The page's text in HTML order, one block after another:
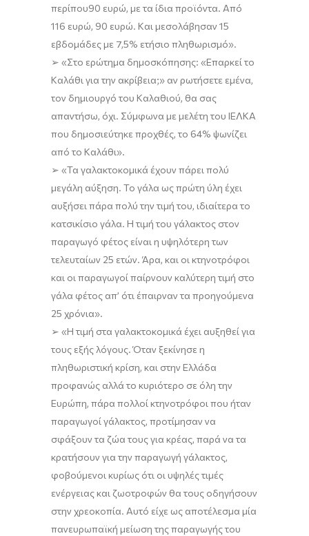
περίπου90 ευρώ, με τα ίδια προϊόντα. Από
116 ευρώ, 90 ευρώ. Και μεσολάβησαν 15
εβδομάδες με 7,5% ετήσιο πληθωρισμό».
➢ «Στο ερώτημα δημοσκόπησης: «Επαρκεί το
Καλάθι για την ακρίβεια;» αν ρωτήσετε εμένα,
τον δημιουργό του Καλαθιού, θα σας
απαντήσω, όχι. Σύμφωνα με μελέτη του ΙΕΛΚΑ
που δημοσιεύτηκε προχθές, το 64% ψωνίζει
από το Καλάθι».
➢ «Τα γαλακτοκομικά έχουν πάρει πολύ
μεγάλη αύξηση. Το γάλα ως πρώτη ύλη έχει
αυξήσει πάρα πολύ την τιμή του, ιδιαίτερα το
κατσικίσιο γάλα. Η τιμή του γάλακτος στον
παραγωγό φέτος είναι η υψηλότερη των
τελευταίων 25 ετών. Άρα, και οι κτηνοτρόφοι
και οι παραγωγοί παίρνουν καλύτερη τιμή στο
γάλα φέτος απ’ ότι έπαιρναν τα προηγούμενα
25 χρόνια».
➢ «Η τιμή στα γαλακτοκομικά έχει αυξηθεί για
τους εξής λόγους.Όταν ξεκίνησε η
πληθωριστική κρίση, και στην Ελλάδα
προφανώς αλλά το κυριότερο σε όλη την
Ευρώπη, πάρα πολλοί κτηνοτρόφοι που ήταν
παραγωγοί γάλακτος, προτίμησαν να
σφάξουν τα ζώα τους για κρέας, παρά να τα
κρατήσουν για την παραγωγή γάλακτος,
φοβούμενοι κυρίως ότι οι υψηλές τιμές
ενέργειας και ζωοτροφών θα τους οδηγήσουν
στην χρεοκοπία. Αυτό είχε ως αποτέλεσμα μία
πανευρωπαϊκή μείωση της παραγωγής του